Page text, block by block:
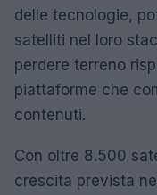
delle tecnologie,
satelliti nel loro
perdere terreno
piattaforme che
contenuti.
Con oltre 8.500
crescita prevista